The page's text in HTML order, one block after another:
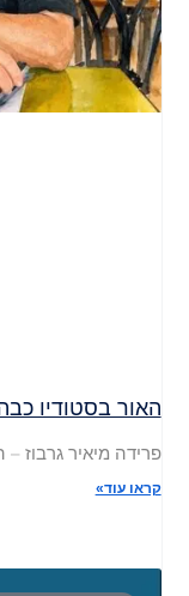
האור בסטודיו
פרידה מיאיר גרבוז
קראו עוד»